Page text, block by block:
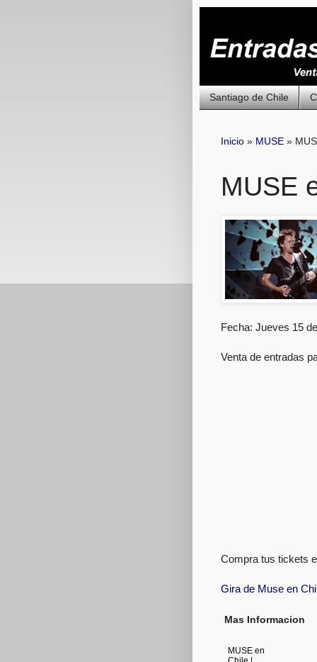
Santiago de Chile
Inicio » MUSE »
MUSE
Fecha: Jueves 15
Venta de entradas
Compra tus tickets
Gira de Muse en
Mas Informacion
MUSE en